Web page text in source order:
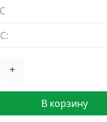
крепеж
+
В корзину